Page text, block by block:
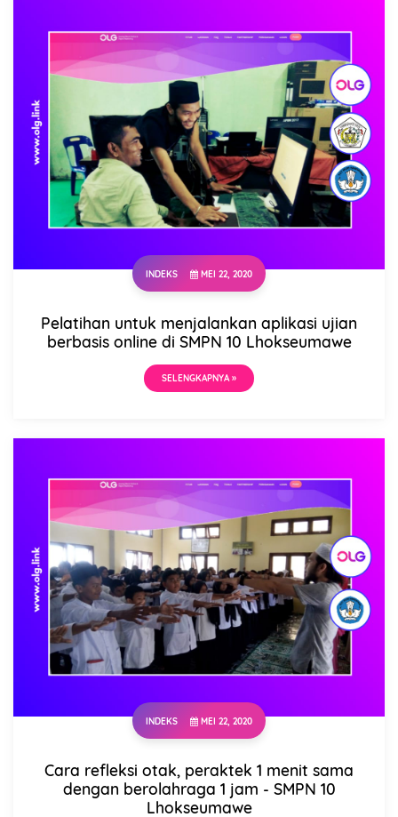
INDEKS MEI 22, 2020
Pelatihan untuk menjalankan aplikasi ujian
berbasis online di SMPN 10 Lhokseumawe
SELENGKAPNYA »
INDEKS MEI 22, 2020
Cara refleksi otak, peraktek 1 menit sama
dengan berolahraga 1 jam - SMPN 10
Lhokseumawe